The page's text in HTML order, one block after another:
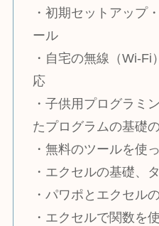
・初期セットアップ
ール
・自宅の無線（Wi-
応
・子供用プログラミ
たプログラムの基礎
・無料のツールを使
・エクセルの基礎、
・パワポとエクセル
・エクセルで関数を